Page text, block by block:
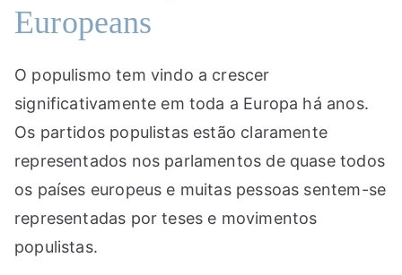
Europeans
O populismo tem vindo a crescer
significativamente em toda a Europa há anos.
Os partidos populistas estão claramente
representados nos parlamentos de quase todos
os países europeus e muitas pessoas sentem-se
representadas por teses e movimentos
populistas.